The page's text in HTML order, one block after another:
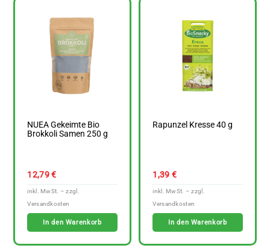
NUEA Gekeimte Bio
Brokkoli Samen 250 g
12,79€
In den Warenkorb
Rapunzel Kresse 40 g
1,39 €
In den Warenkorb